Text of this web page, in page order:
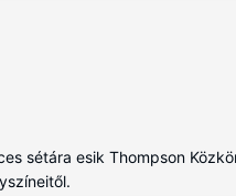
sétára esik Thompson